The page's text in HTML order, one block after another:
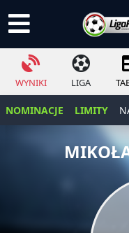
WYNIKI LIGA
NOMINACJE LIMITY